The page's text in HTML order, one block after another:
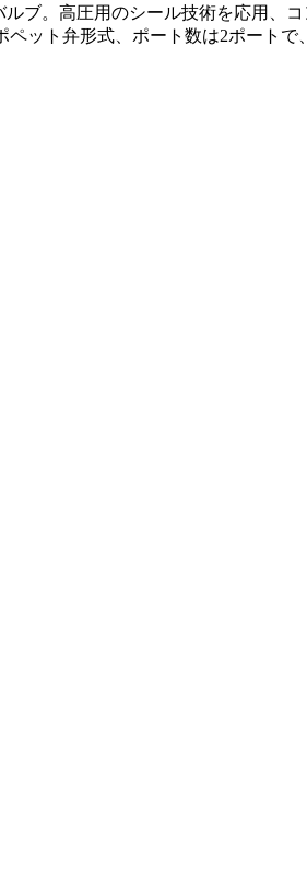
ブ。高圧用のシール技術を応用
ット弁形式、ポート数は2ポートで